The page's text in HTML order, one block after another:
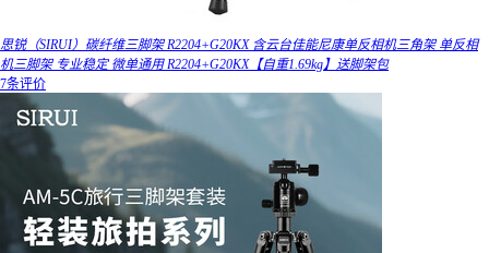
思锐（SIRUI）碳纤维三脚架 R2204+G20KX 含云台佳能尼康单反相机三角架 单反相
机三脚架 专业稳定 微单通用 R2204+G20KX【自重1.69kg】送脚架包
7条评价